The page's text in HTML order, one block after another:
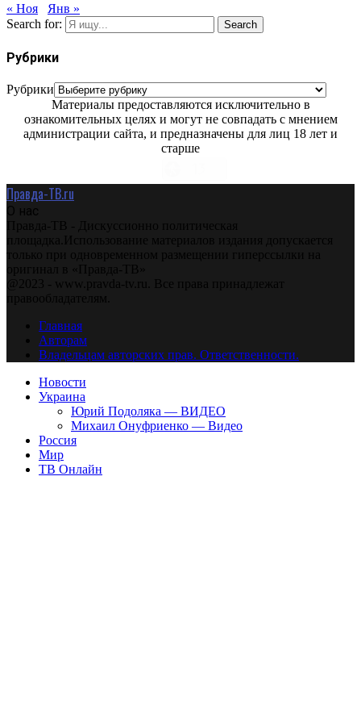
« Ноя
Янв »
Search for:
Search
Рубрики
Рубрики
Материалы предоставляются исключительно в
ознакомительных целях и могут не совпадать с мнением
администрации сайта, и предназначены для лиц 18 лет и
старше
Правда-ТВ.ru
О нас
Правда-ТВ - Дискуссионно политическая
площадка.Использование материалов издания допускается
только при одновременном размещении гиперссылки на
оригинал в «Правда-ТВ»
@2023 - www.pravda-tv.ru. Все права принадлежат
правообладателям.
Главная
Авторам
Владельцам авторских прав. Ответственности.
Новости
Украина
Юрий Подоляка — ВИДЕО
Михаил Онуфриенко — Видео
Россия
Мир
ТВ Онлайн